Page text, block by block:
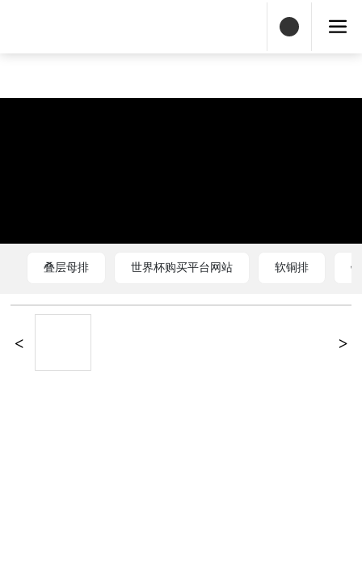
世界杯购买平台网站
叠层母排 世界杯购买平台网站 软铜排